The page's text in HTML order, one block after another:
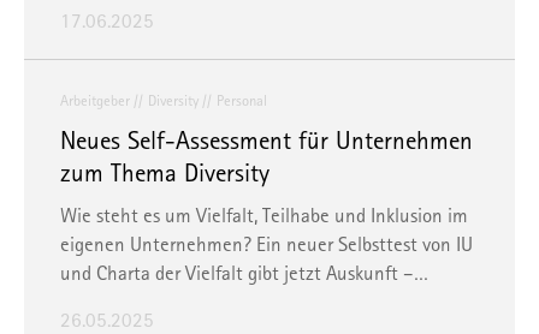
17.06.2025
Arbeitgeber Diversity Personal
Neues Self-Assessment für Unternehmen
zum Thema Diversity
Wie steht es um Vielfalt, Teilhabe und Inklusion im
eigenen Unternehmen? Ein neuer Selbsttest von IU
und Charta der Vielfalt gibt jetzt Auskunft –…
26.05.2025